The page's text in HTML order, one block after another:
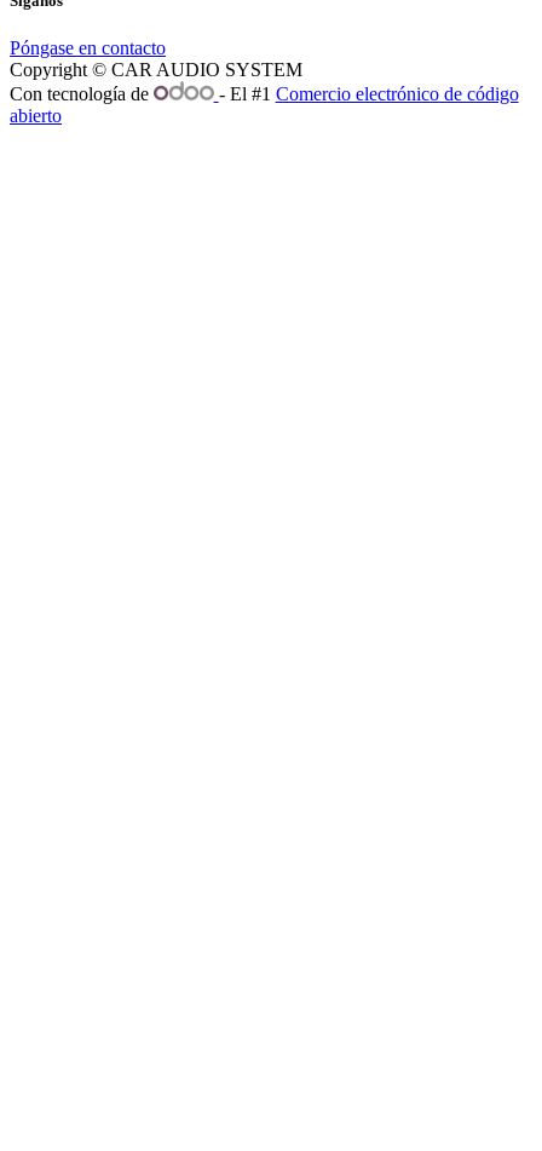
Póngase en contacto
Copyright © CAR AUDIO SYSTEM
Con tecnología de
- El #1 Comercio electrónico de código
abierto